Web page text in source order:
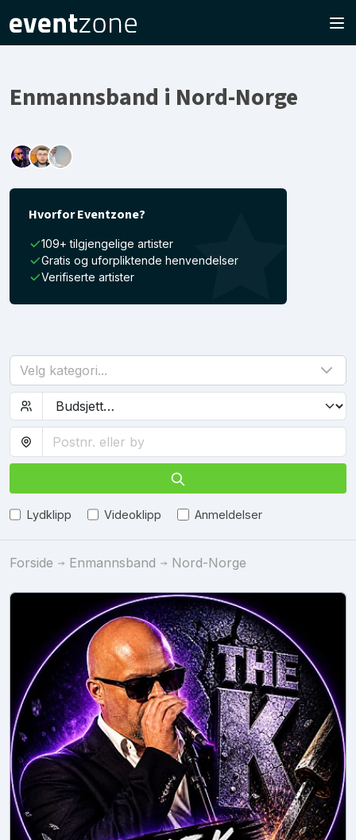
Enmannsband i Nord-Norge
Hvorfor Eventzone?
109+ tilgjengelige artister
Gratis og uforpliktende henvendelser
Verifiserte artister
Velg kategori...
Lydklipp Videoklipp Anmeldelser
Forside Enmannsband Nord-Norge